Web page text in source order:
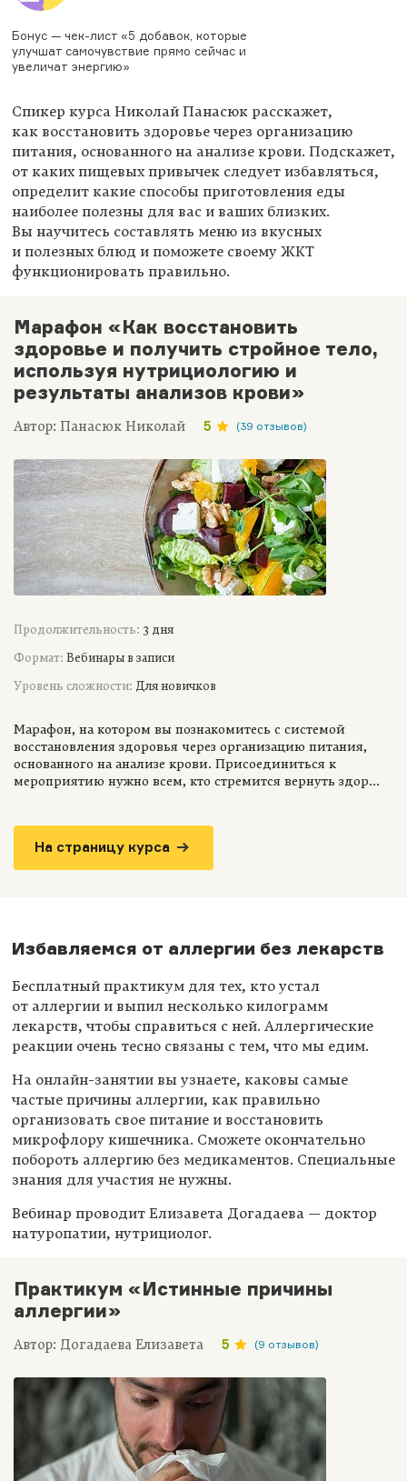
Бонус — чек-лист «5 добавок, которые
улучшат самочувствие прямо сейчас и
увеличат энергию»
Спикер курса Николай Панасюк расскажет,
как восстановить здоровье через организацию
питания, основанного на анализе крови. Подскажет,
от каких пищевых привычек следует избавляться,
определит какие способы приготовления еды
наиболее полезны для вас и ваших близких.
Вы научитесь составлять меню из вкусных
и полезных блюд и поможете своему ЖКТ
функционировать правильно.
Марафон «Как восстановить
здоровье и получить стройное тело,
используя нутрициологию и
результаты анализов крови»
Автор: Панасюк Николай 5 (39 отзывов)
Продолжительность: 3 дня
Формат: Вебинары в записи
Уровень сложности: Для новичков
Марафон, на котором вы познакомитесь с системой
восстановления здоровья через организацию питания,
основанного на анализе крови. Присоединиться к
мероприятию нужно всем, кто стремится вернуть здор...
На страницу курса
Избавляемся от аллергии без лекарств
Бесплатный практикум для тех, кто устал
от аллергии и выпил несколько килограмм
лекарств, чтобы справиться с ней. Аллергические
реакции очень тесно связаны с тем, что мы едим.
На онлайн-занятии вы узнаете, каковы самые
частые причины аллергии, как правильно
организовать свое питание и восстановить
микрофлору кишечника. Сможете окончательно
побороть аллергию без медикаментов. Специальные
знания для участия не нужны.
Вебинар проводит Елизавета Догадаева — доктор
натуропатии, нутрициолог.
Практикум «Истинные причины
аллергии»
Автор: Догадаева Елизавета 5 (9 отзывов)